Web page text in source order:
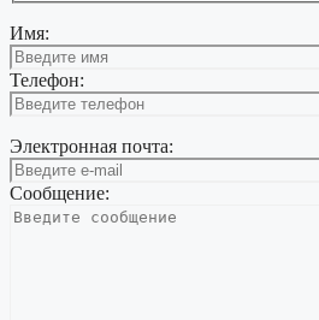
Имя:
Телефон:
Электронная почта:
Сообщение: